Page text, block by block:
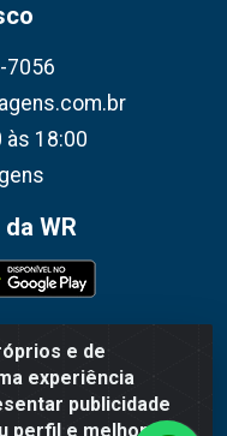
e de
experiência
publicidade
perfil e melhorar a
7056
às 18:00
WR
de Araújo, 1360 -
36202-628 - CNPJ
55